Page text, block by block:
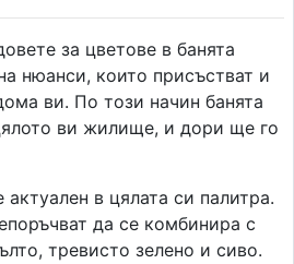
за цветове в банята
нюанси, които присъстват и
ви. По този начин банята
ви жилище, и дори ще го
актуален в цялата си палитра.
да се комбинира с
тревисто зелено и сиво.